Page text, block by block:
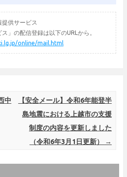
供サービス
」の配信登録は以下のURLから。
online/mail.html
中
【安全メール】令和6年能登半
島地震における上越市の支援
制度の内容を更新しました
（令和6年3月1日更新）
→